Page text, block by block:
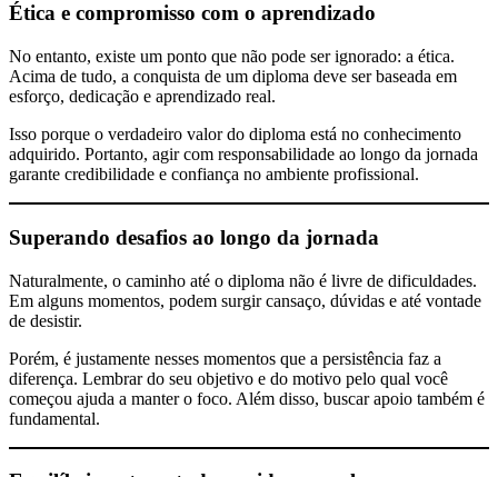
Ética e compromisso com o aprendizado
No entanto, existe um ponto que não pode ser ignorado: a ética.
Acima de tudo, a conquista de um diploma deve ser baseada em
esforço, dedicação e aprendizado real.
Isso porque o verdadeiro valor do diploma está no conhecimento
adquirido. Portanto, agir com responsabilidade ao longo da jornada
garante credibilidade e confiança no ambiente profissional.
Superando desafios ao longo da jornada
Naturalmente, o caminho até o diploma não é livre de dificuldades.
Em alguns momentos, podem surgir cansaço, dúvidas e até vontade
de desistir.
Porém, é justamente nesses momentos que a persistência faz a
diferença. Lembrar do seu objetivo e do motivo pelo qual você
começou ajuda a manter o foco. Além disso, buscar apoio também é
fundamental.